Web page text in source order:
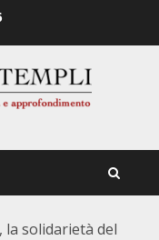
la solidarietà del